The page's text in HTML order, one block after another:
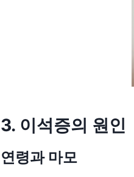
3. 이석증의 원인
연령과 마모